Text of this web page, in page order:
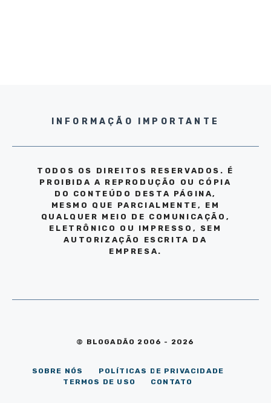
INFORMAÇÃO IMPORTANTE
TODOS OS DIREITOS RESERVADOS. É
PROIBIDA A REPRODUÇÃO OU CÓPIA
DO CONTEÚDO DESTA PÁGINA,
MESMO QUE PARCIALMENTE, EM
QUALQUER MEIO DE COMUNICAÇÃO,
ELETRÔNICO OU IMPRESSO, SEM
AUTORIZAÇÃO ESCRITA DA
EMPRESA.
© BLOGADÃO 2006 - 2026
SOBRE NÓS
POLÍTICAS DE PRIVACIDADE
TERMOS DE USO
CONTATO